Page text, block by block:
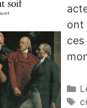
ont
ces